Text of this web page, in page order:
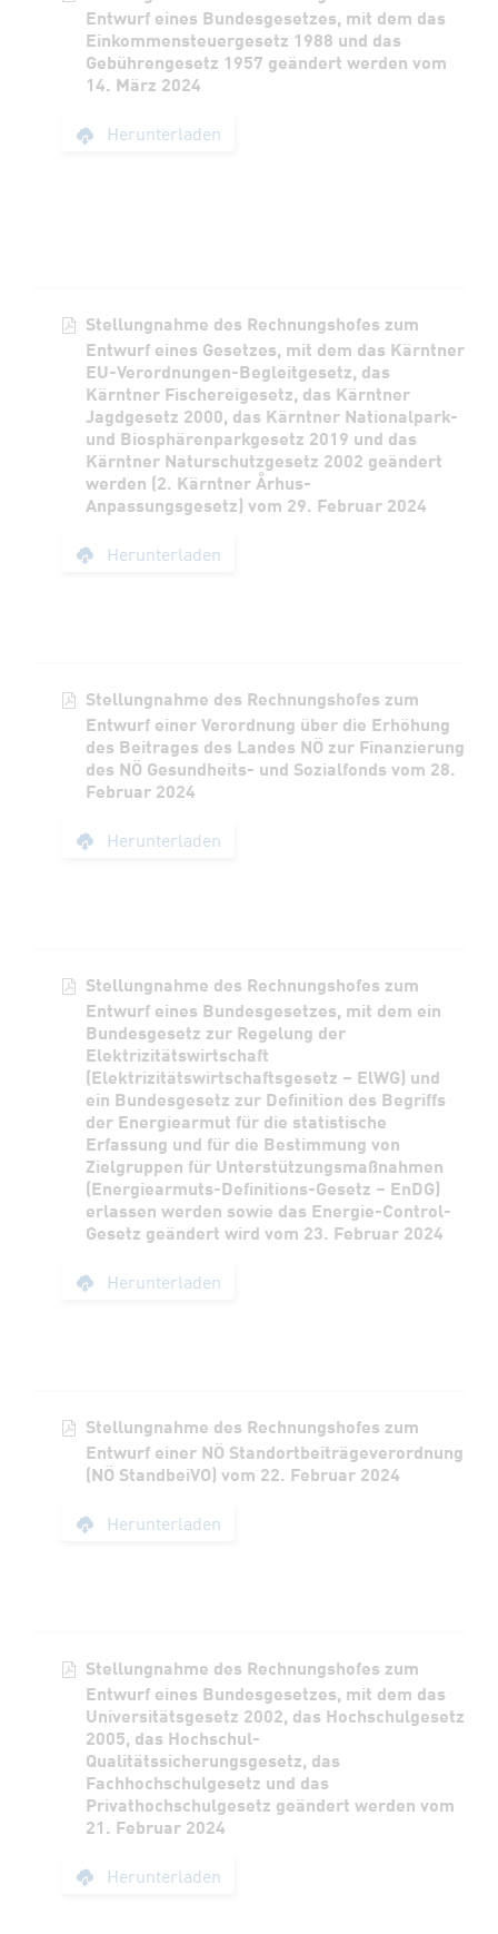
Entwurf eines Bundesgesetzes, mit dem das
Einkommensteuergesetz 1988 und das
Gebührengesetz 1957 geändert werden vom
14. März 2024
Stellungnahme
Herunterladen
Stellungnahme des Rechnungshofes zum
Entwurf eines Gesetzes, mit dem das Kärntner
EU-Verordnungen-Begleitgesetz, das
Kärntner Fischereigesetz, das Kärntner
Jagdgesetz 2000, das Kärntner Nationalpark-
und Biosphärenparkgesetz 2019 und das
Kärntner Naturschutzgesetz 2002 geändert
werden (2. Kärntner Århus-
Anpassungsgesetz) vom 29. Februar 2024
Stellungnahme
Herunterladen
Stellungnahme des Rechnungshofes zum
Entwurf einer Verordnung über die Erhöhung
des Beitrages des Landes NÖ zur Finanzierung
des NÖ Gesundheits- und Sozialfonds vom 28.
Februar 2024
Stellungnahme
Herunterladen
Stellungnahme des Rechnungshofes zum
Entwurf eines Bundesgesetzes, mit dem ein
Bundesgesetz zur Regelung der
Elektrizitätswirtschaft
(Elektrizitätswirtschaftsgesetz – ElWG) und
ein Bundesgesetz zur Definition des Begriffs
der Energiearmut für die statistische
Erfassung und für die Bestimmung von
Zielgruppen für Unterstützungsmaßnahmen
(Energiearmuts-Definitions-Gesetz – EnDG)
erlassen werden sowie das Energie-Control-
Gesetz geändert wird vom 23. Februar 2024
Stellungnahme
Herunterladen
Stellungnahme des Rechnungshofes zum
Entwurf einer NÖ Standortbeiträgeverordnung
(NÖ StandbeiVO) vom 22. Februar 2024
Stellungnahme
Herunterladen
Stellungnahme des Rechnungshofes zum
Entwurf eines Bundesgesetzes, mit dem das
Universitätsgesetz 2002, das Hochschulgesetz
2005, das Hochschul-
Qualitätssicherungsgesetz, das
Fachhochschulgesetz und das
Privathochschulgesetz geändert werden vom
21. Februar 2024
Stellungnahme
Herunterladen